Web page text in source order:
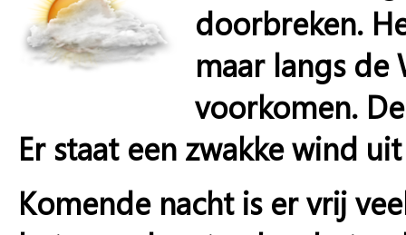
doorbreken.
maar langs de
voorkomen.
Er staat een zwakke wind
Komende nacht is er vrij